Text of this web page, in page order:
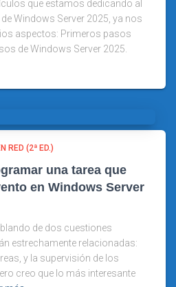
que estamos dedicando al
Windows Server 2025, ya nos
aspectos: Primeros pasos
de Windows Server 2025.
RED (2ª ED.)
una tarea que
en Windows Server
de dos cuestiones
estrechamente relacionadas:
y la supervisión de los
creo que lo más interesante